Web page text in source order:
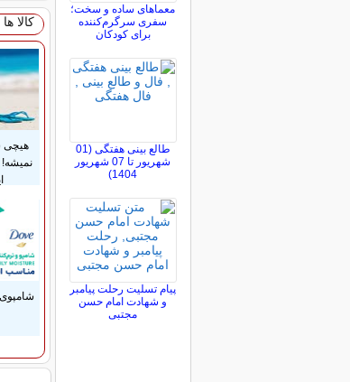
کالا
هیچی
نمیشه!
معماهای ساده و سخت؛
سفری سرگرم‌کننده
برای کودکان
طالع بینی هفتگی (01
شهریور تا 07 شهریور
1404)
پیام تسلیت رحلت پیامبر
و شهادت امام حسن
مجتبی